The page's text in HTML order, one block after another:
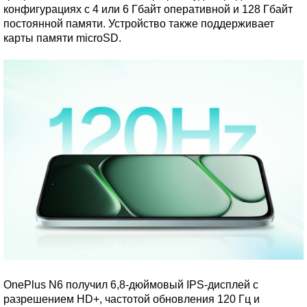
конфигурациях с 4 или 6 Гбайт оперативной и 128 Гбайт
постоянной памяти. Устройство также поддерживает
карты памяти microSD.
OnePlus N6 получил 6,8-дюймовый IPS-дисплей с
разрешением HD+, частотой обновления 120 Гц и